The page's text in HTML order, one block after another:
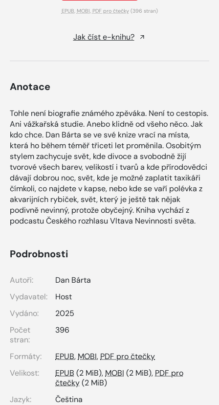
EPUB MOBI PDF pro čtečky(396 stran)
Jak číst e-knihu?
Anotace
Tohle není biografie známého zpěváka. Není to cestopis.
Ani vážkařská studie. Anebo klidně od všeho něco. Jak
kdo chce. Dan Bárta se ve své knize vrací na místa,
která ho během téměř třiceti let proměnila. Osobitým
stylem zachycuje svět, kde divoce a svobodně žijí
tvorové všech barev, velikostí i tvarů a kde přírodovědci
dávají dobrou noc, svět, kde je možné zaplatit taxikáři
čímkoli, co najdete v kapse, nebo kde se vaří polévka z
akvarijních rybiček, svět, který je ještě tak nějak
podivně nevinný, protože obyčejný. Kniha vychází z
podcastu Českého rozhlasu Vltava Nevinnosti světa.
Podrobnosti
Autoři:
Dan Bárta
Vydavatel:
Host
Vydáno:
2025
Počet
stran:
396
Formáty: EPUB, MOBI, PDF pro čtečky
Velikost:
EPUB (2 MiB), MOBI (2 MiB), PDF pro
čtečky(2 MiB)
Jazyk:
Čeština